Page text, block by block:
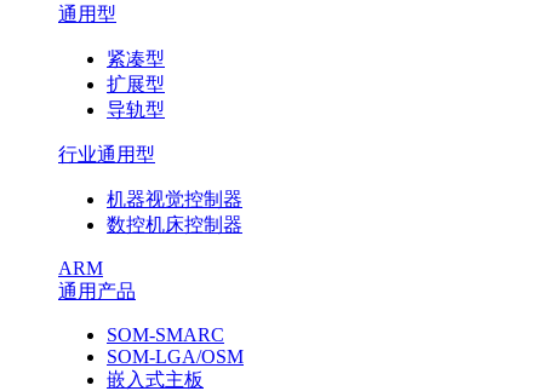
通用型
紧凑型
扩展型
导轨型
行业通用型
机器视觉控制器
数控机床控制器
ARM
通用产品
SOM-SMARC
SOM-LGA/OSM
嵌入式主板